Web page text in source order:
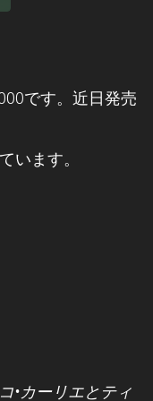
です。近日発売
います。
•カーリエとティ